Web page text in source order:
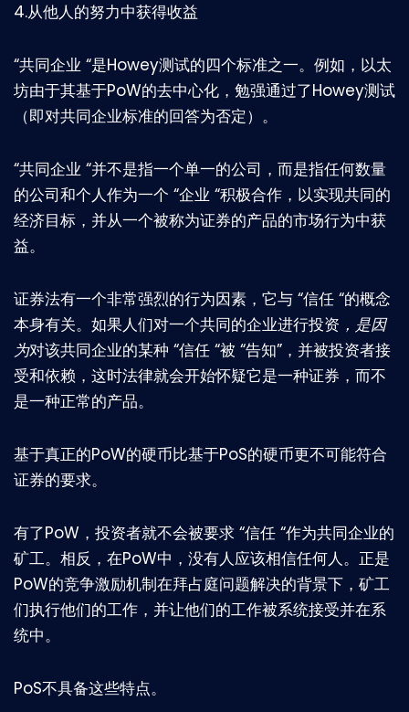
4.从他人的努力中获得收益
“共同企业 “是Howey测试的四个标准之一。例如，以太
坊由于其基于PoW的去中心化，勉强通过了Howey测试
（即对共同企业标准的回答为否定）。
“共同企业 “并不是指一个单一的公司，而是指任何数量
的公司和个人作为一个 “企业 “积极合作，以实现共同的
经济目标，并从一个被称为证券的产品的市场行为中获
益。
证券法有一个非常强烈的行为因素，它与 “信任 “的概念
本身有关。如果人们对一个共同的企业进行投资 ，是因
为对该共同企业的某种 “信任 “被 “告知”，并被投资者接
受和依赖，这时法律就会开始怀疑它是一种证券，而不
是一种正常的产品。
基于真正的PoW的硬币比基于PoS的硬币更不可能符合
证券的要求。
有了PoW，投资者就不会被要求 “信任 “作为共同企业的
矿工。相反，在PoW中，没有人应该相信任何人。正是
PoW的竞争激励机制在拜占庭问题解决的背景下，矿工
们执行他们的工作，并让他们的工作被系统接受并在系
统中。
PoS不具备这些特点。